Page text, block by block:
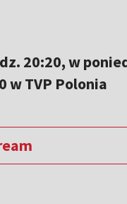
20:20, w
w TVP Polonia